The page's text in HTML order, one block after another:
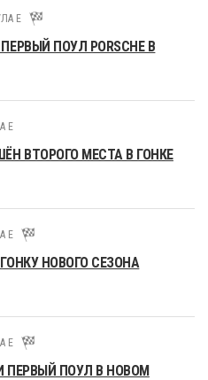
E
ПОУЛ PORSCHE В
E
ВТОРОГО МЕСТА В ГОНКЕ
E
НОВОГО СЕЗОНА
E
ПЕРВЫЙ ПОУЛ В НОВОМ